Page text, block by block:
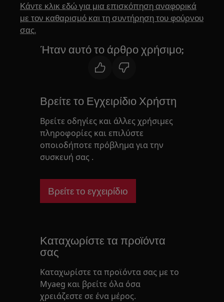
Κάντε κλικ εδώ για μια επισκόπηση αναφορικά
με τον καθαρισμό και τη συντήρηση του φούρνου
σας.
Ήταν αυτό το άρθρο χρήσιμο;
Βρείτε το Εγχειρίδιο Χρήστη
Βρείτε οδηγίες και άλλες χρήσιμες
πληροφορίες και επιλύστε
οποιοδήποτε πρόβλημα για την
συσκευή σας .
Βρείτε το εγχειρίδιο
Καταχωρίστε τα προϊόντα
σας
Καταχωρίστε τα προϊόντα σας με το
Myaeg και βρείτε όλα όσα
χρειάζεστε σε ένα μέρος.